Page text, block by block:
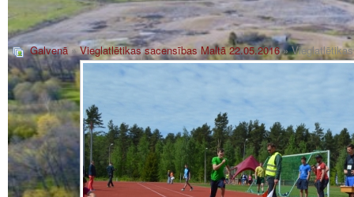
Galvenā»Vieglatlētikas sacensības Maltā 22.05.2016»